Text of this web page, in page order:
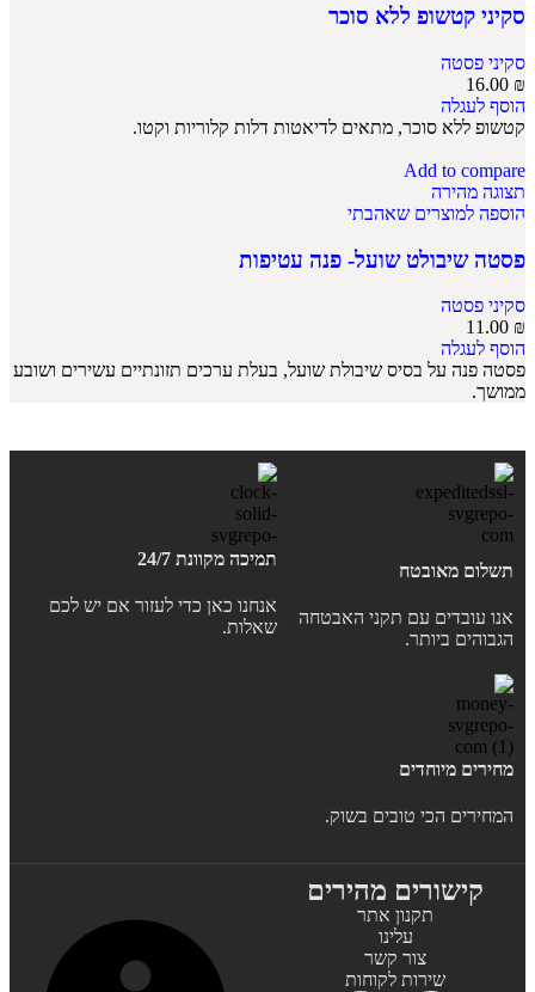
סקיני קטשופ ללא סוכר
סקיני פסטה
16.00 ₪
הוסף לעגלה
קטשופ ללא סוכר, מתאים לדיאטות דלות קלוריות וקטו.
Add to compare
תצוגה מהירה
הוספה למוצרים שאהבתי
פסטה שיבולט שועל- פנה עטיפות
סקיני פסטה
11.00 ₪
הוסף לעגלה
פסטה פנה על בסיס שיבולת שועל, בעלת ערכים תזונתיים עשירים ושובע
ממושך.
תשלום מאובטח
אנו עובדים עם תקני האבטחה
הגבוהים ביותר.
תמיכה מקוונת 24/7
אנחנו כאן כדי לעזור אם יש לכם
שאלות.
מחירים מיוחדים
המחירים הכי טובים בשוק.
קישורים מהירים
תקנון אתר
עלינו
צור קשר
שירות לקוחות